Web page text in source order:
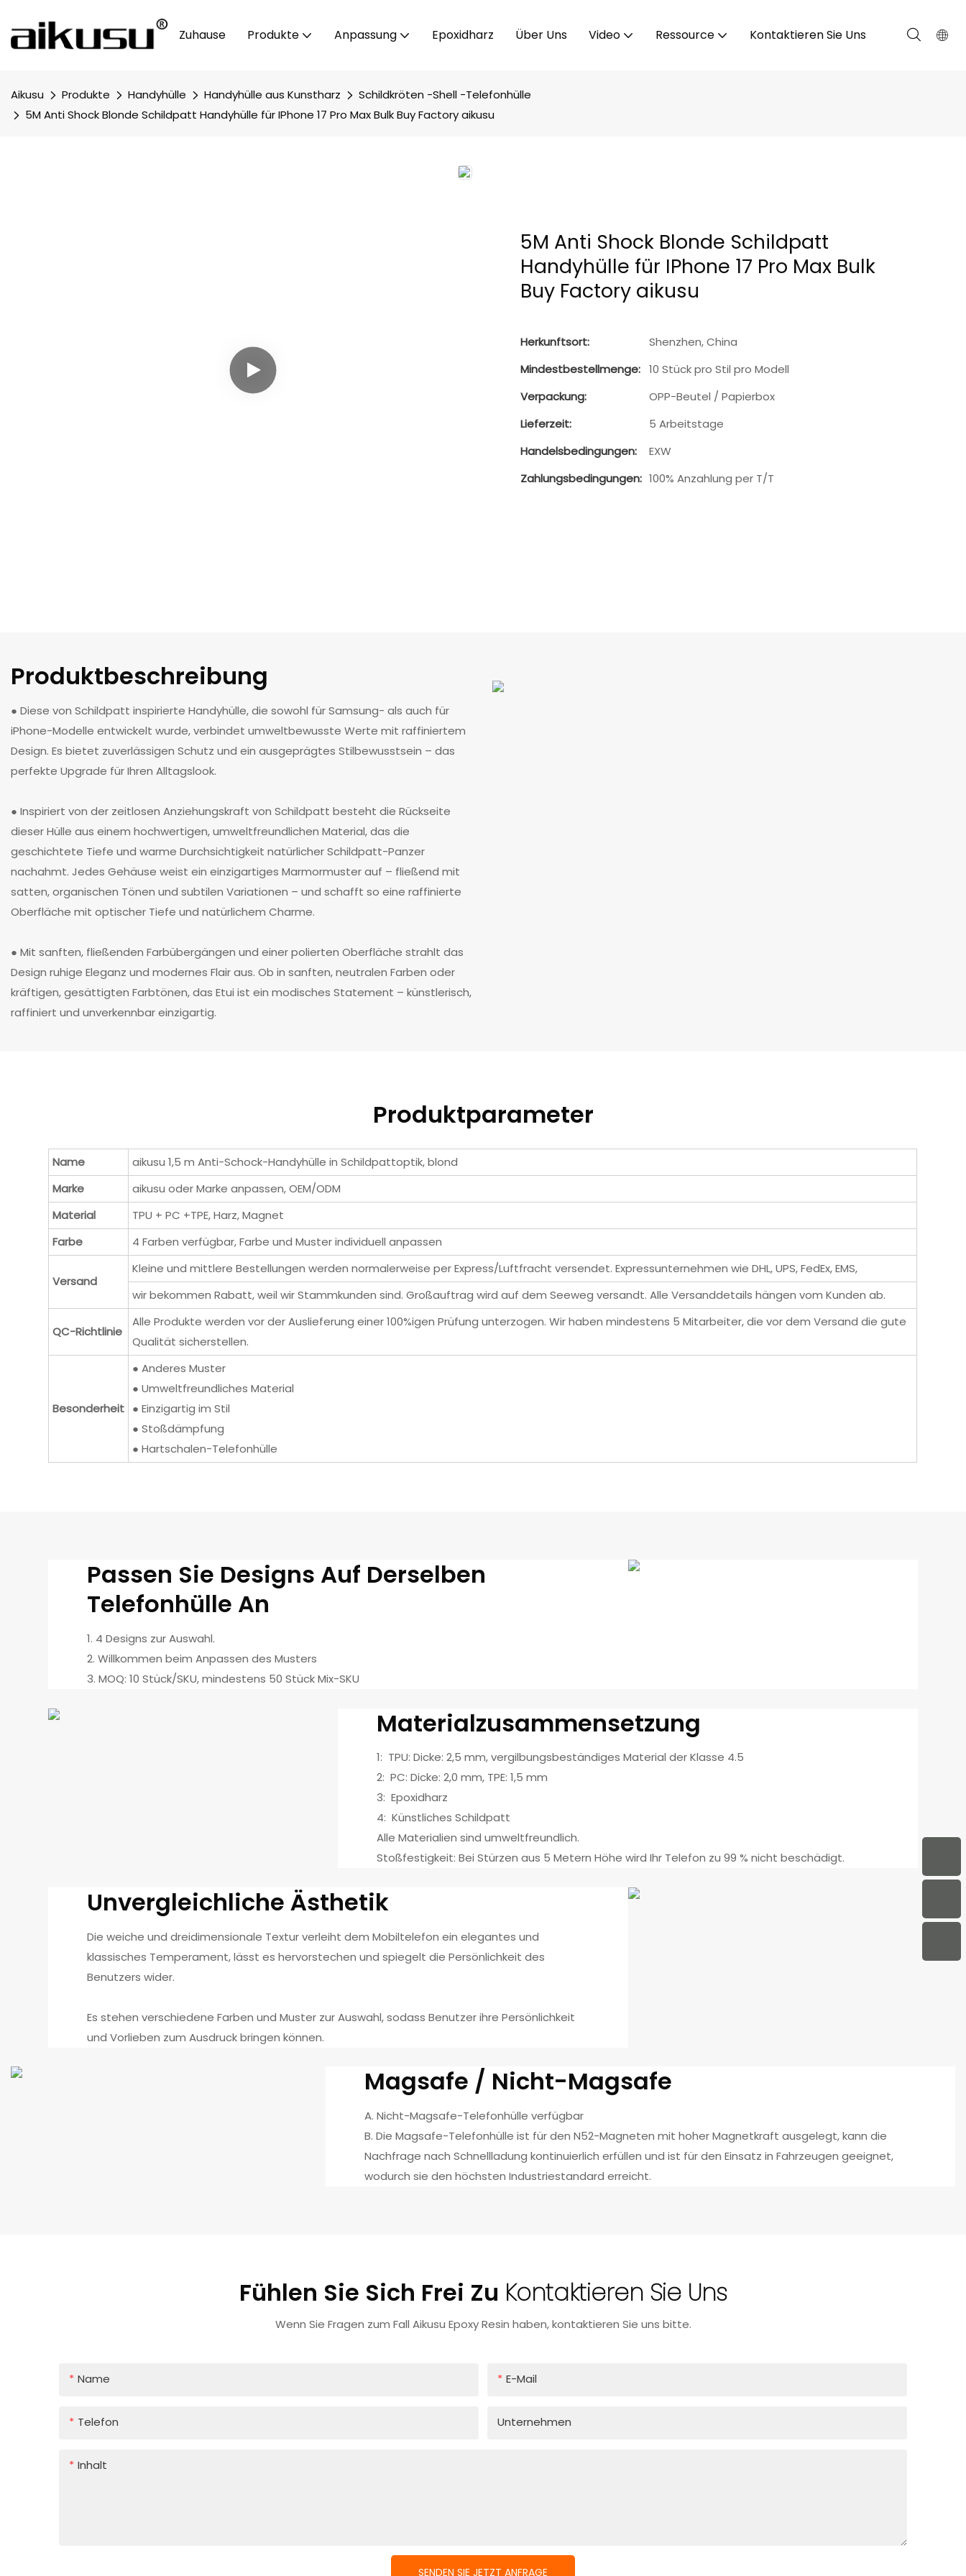
Zuhause Produkte Anpassung Epoxidharz Über Uns Video Ressource Kontaktieren Sie Uns
Aikusu Produkte Handyhülle Handyhülle aus Kunstharz
Schildkröten -Shell -Telefonhülle
5M Anti Shock Blonde Schildpatt Handyhülle für IPhone 17 Pro Max Bulk Buy Factory aikusu
5M Anti Shock Blonde Schildpatt
Handyhülle für IPhone 17 Pro Max Bulk
Buy Factory aikusu
Herkunftsort:
Shenzhen, China
Mindestbestellmenge: 10 Stück pro Stil pro Modell
Verpackung:
OPP-Beutel / Papierbox
Lieferzeit:
5 Arbeitstage
Handelsbedingungen:
EXW
Zahlungsbedingungen: 100% Anzahlung per T/T
Produktbeschreibung
● Diese von Schildpatt inspirierte Handyhülle, die sowohl für Samsung- als auch für
iPhone-Modelle entwickelt wurde, verbindet umweltbewusste Werte mit raffiniertem
Design. Es bietet zuverlässigen Schutz und ein ausgeprägtes Stilbewusstsein – das
perfekte Upgrade für Ihren Alltagslook.
● Inspiriert von der zeitlosen Anziehungskraft von Schildpatt besteht die Rückseite
dieser Hülle aus einem hochwertigen, umweltfreundlichen Material, das die
geschichtete Tiefe und warme Durchsichtigkeit natürlicher Schildpatt-Panzer
nachahmt. Jedes Gehäuse weist ein einzigartiges Marmormuster auf – fließend mit
satten, organischen Tönen und subtilen Variationen – und schafft so eine raffinierte
Oberfläche mit optischer Tiefe und natürlichem Charme.
● Mit sanften, fließenden Farbübergängen und einer polierten Oberfläche strahlt das
Design ruhige Eleganz und modernes Flair aus. Ob in sanften, neutralen Farben oder
kräftigen, gesättigten Farbtönen, das Etui ist ein modisches Statement – künstlerisch,
raffiniert und unverkennbar einzigartig.
Produktparameter
Name
aikusu 1,5 m Anti-Schock-Handyhülle in Schildpattoptik, blond
Marke
aikusu oder Marke anpassen, OEM/ODM
Material
TPU + PC +TPE, Harz, Magnet
Farbe
4 Farben verfügbar, Farbe und Muster individuell anpassen
Versand
Kleine und mittlere Bestellungen werden normalerweise per Express/Luftfracht versendet. Expressunternehmen wie DHL, UPS, FedEx, EMS,
wir bekommen Rabatt, weil wir Stammkunden sind. Großauftrag wird auf dem Seeweg versandt. Alle Versanddetails hängen vom Kunden ab.
QC-Richtlinie
Alle Produkte werden vor der Auslieferung einer 100%igen Prüfung unterzogen. Wir haben mindestens 5 Mitarbeiter, die vor dem Versand die gute
Qualität sicherstellen.
Besonderheit
● Anderes Muster
● Umweltfreundliches Material
● Einzigartig im Stil
● Stoßdämpfung
● Hartschalen-Telefonhülle
Passen Sie Designs Auf Derselben
Telefonhülle An
1. 4 Designs zur Auswahl.
2. Willkommen beim Anpassen des Musters
3. MOQ: 10 Stück/SKU, mindestens 50 Stück Mix-SKU
Materialzusammensetzung
1: TPU: Dicke: 2,5 mm, vergilbungsbeständiges Material der Klasse 4.5
2: PC: Dicke: 2,0 mm, TPE: 1,5 mm
3: Epoxidharz
4: Künstliches Schildpatt
Alle Materialien sind umweltfreundlich.
Stoßfestigkeit: Bei Stürzen aus 5 Metern Höhe wird Ihr Telefon zu 99 % nicht beschädigt.
Unvergleichliche Ästhetik
Die weiche und dreidimensionale Textur verleiht dem Mobiltelefon ein elegantes und
klassisches Temperament, lässt es hervorstechen und spiegelt die Persönlichkeit des
Benutzers wider.
Es stehen verschiedene Farben und Muster zur Auswahl, sodass Benutzer ihre Persönlichkeit
und Vorlieben zum Ausdruck bringen können.
Magsafe / Nicht-Magsafe
A. Nicht-Magsafe-Telefonhülle verfügbar
B. Die Magsafe-Telefonhülle ist für den N52-Magneten mit hoher Magnetkraft ausgelegt, kann die
Nachfrage nach Schnellladung kontinuierlich erfüllen und ist für den Einsatz in Fahrzeugen geeignet,
wodurch sie den höchsten Industriestandard erreicht.
Fühlen Sie Sich Frei Zu Kontaktieren Sie Uns
Wenn Sie Fragen zum Fall Aikusu Epoxy Resin haben, kontaktieren Sie uns bitte.
Name E-Mail
Telefon Unternehmen
Inhalt
SENDEN SIE JETZT ANFRAGE